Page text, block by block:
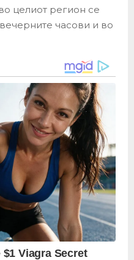
целиот регион се
часови и во